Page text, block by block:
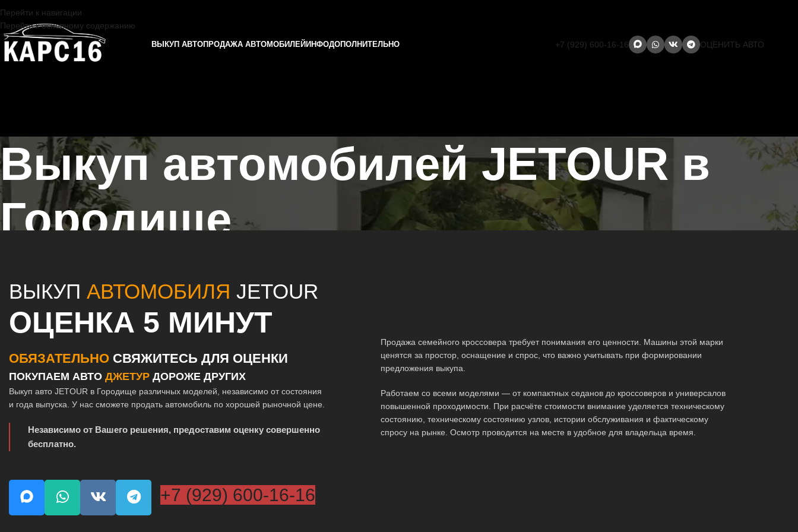
Перейти к навигации
Перейти к основному содержанию
ВЫКУП АВТОПРОДАЖА АВТОМОБИЛЕЙ ИНФОДОПОЛНИТЕЛЬНО +7 (929) 600-16-16 ОЦЕНИТЬ АВТО
Выкуп автомобилей JETOUR в
Городище
ВЫКУП АВТОМОБИЛЯ JETOUR
ОЦЕНКА 5 МИНУТ
ОБЯЗАТЕЛЬНО СВЯЖИТЕСЬ ДЛЯ ОЦЕНКИ
ПОКУПАЕМ АВТО ДЖЕТУР ДОРОЖЕ ДРУГИХ
Выкуп авто JETOUR в Городище различных моделей, независимо от состояния
и года выпуска. У нас сможете продать автомобиль по хорошей рыночной цене.
Независимо от Вашего решения, предоставим оценку совершенно
бесплатно.
+7 (929) 600-16-16
Продажа семейного кроссовера требует понимания его ценности. Машины этой марки
ценятся за простор, оснащение и спрос, что важно учитывать при формировании
предложения выкупа.
Работаем со всеми моделями — от компактных седанов до кроссоверов и универсалов
повышенной проходимости. При расчёте стоимости внимание уделяется техническому
состоянию, техническому состоянию узлов, истории обслуживания и фактическому
спросу на рынке. Осмотр проводится на месте в удобное для владельца время.